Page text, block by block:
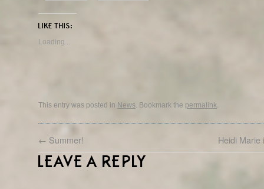
LIKE THIS:
Loading...
This entry was posted in News. Bookmark the permalink.
← Summer! Heidi
LEAVE A REPLY